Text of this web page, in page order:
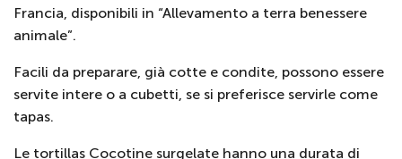
Francia, disponibili in “Allevamento a terra benessere
animale”.
Facili da preparare, già cotte e condite, possono essere
servite intere o a cubetti, se si preferisce servirle come
tapas.
Le tortillas Cocotine surgelate hanno una durata di